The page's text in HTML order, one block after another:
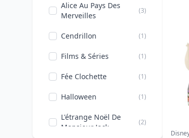
Alice Au Pays Des
Merveilles
(3)
Cendrillon (1)
Films & Séries (1)
Fée Clochette (1)
Halloween (1)
L'étrange Noël De
Monsieur Jack
(2)